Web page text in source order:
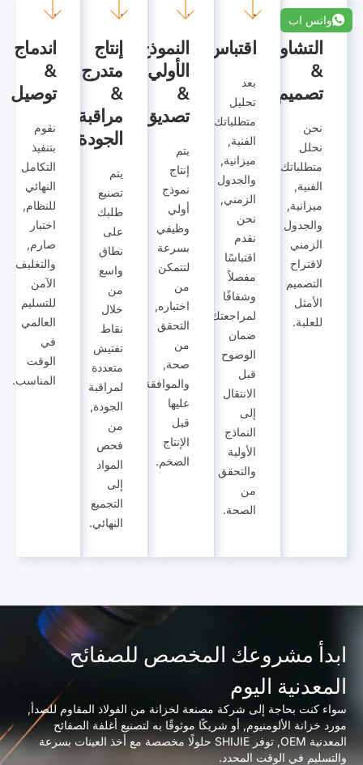
التشاور
&
تصميم
نحن
نحلل
متطلباتك
الفنية,
ميزانية,
والجدول
الزمني
لاقتراح
التصميم
الأمثل
للعلبة.
اقتباس
بعد
تحليل
متطلباتك
الفنية,
ميزانية,
والجدول
الزمني,
نحن
نقدم
اقتباسًا
مفصلاً
وشفافًا
لمراجعتك,
ضمان
الوضوح
قبل
الانتقال
إلى
النماذج
الأولية
والتحقق
من
الصحة.
النموذج
الأولي
&
تصديق
يتم
إنتاج
نموذج
أولي
وظيفي
بسرعة
لتتمكن
من
اختباره,
التحقق
من
صحة,
والموافقة
عليها
قبل
الإنتاج
الضخم.
إنتاج
متدرج
&
مراقبة
الجودة
يتم
تصنيع
طلبك
على
نطاق
واسع
من
خلال
نقاط
تفتيش
متعددة
لمراقبة
الجودة,
من
فحص
المواد
إلى
التجميع
النهائي.
اندماج
&
توصيل
نقوم
بتنفيذ
التكامل
النهائي
للنظام,
اختبار
صارم,
والتغليف
الآمن
للتسليم
العالمي
في
الوقت
المناسب.
ابدأ مشروعك المخصص للصفائح
المعدنية اليوم
سواء كنت بحاجة إلى شركة مصنعة لخزانة من الفولاذ المقاوم للصدأ,
مورد خزانة الألومنيوم, أو شريكًا موثوقًا به لتصنيع أغلفة الصفائح
المعدنية OEM, توفر SHIJIE حلولًا مخصصة مع أخذ العينات بسرعة
والتسليم في الوقت المحدد.
واتس اب